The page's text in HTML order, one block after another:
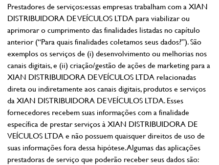
Prestadores de serviços: essas empresas trabalham com a XIAN
DISTRIBUIDORA DE VEÍCULOS LTDA para viabilizar ou
aprimorar o cumprimento das finalidades listadas no capítulo
anterior (“Para quais finalidades coletamos seus dados?”). São
exemplos os serviços de (i) desenvolvimento ou melhorias nos
canais digitais, e (ii) criação/gestão de ações de marketing para a
XIAN DISTRIBUIDORA DE VEÍCULOS LTDA relacionadas
direta ou indiretamente aos canais digitais, produtos e serviços
da XIAN DISTRIBUIDORA DE VEÍCULOS LTDA. Esses
fornecedores recebem suas informações com a finalidade
específica de prestar serviços à XIAN DISTRIBUIDORA DE
VEÍCULOS LTDA e não possuem quaisquer direitos de uso de
suas informações fora dessa hipótese. Algumas das aplicações
prestadoras de serviço que poderão receber seus dados são: